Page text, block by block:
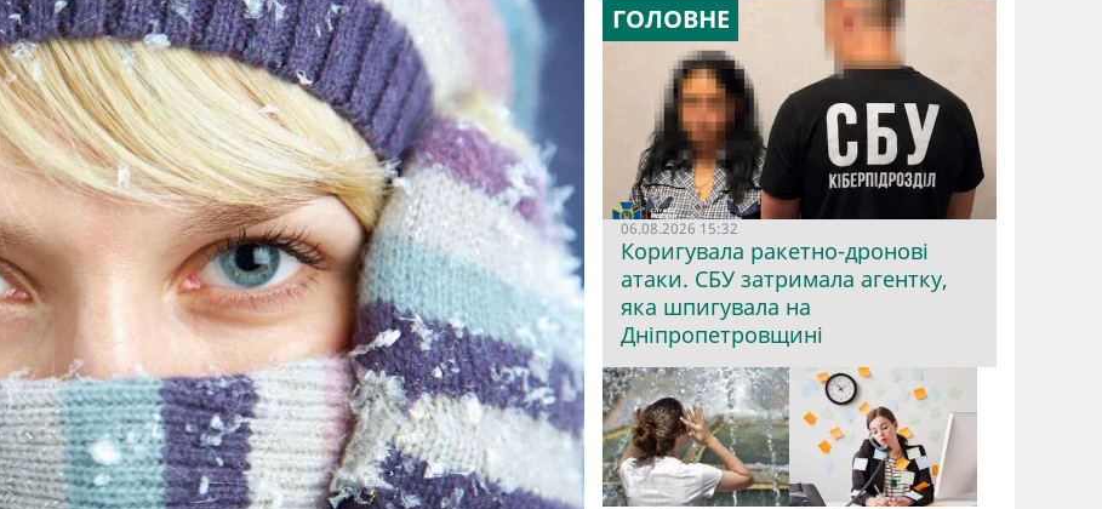
ГОЛОВНЕ
06.08.2026 15:32
Коригувала ракетно-дронові
атаки. СБУ затримала агентку,
яка шпигувала на
Дніпропетровщині